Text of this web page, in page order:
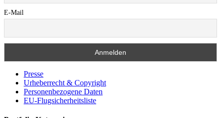
E-Mail
Presse
Urheberrecht & Copyright
Personenbezogene Daten
EU-Flugsicherheitsliste